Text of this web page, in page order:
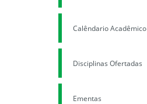
Calêndario Acadêmico
Disciplinas Ofertadas
Ementas